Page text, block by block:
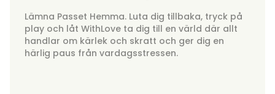
Lämna Passet Hemma. Luta dig tillbaka, tryck på
play och låt WithLove ta dig till en värld där allt
handlar om kärlek och skratt och ger dig en
härlig paus från vardagsstressen.